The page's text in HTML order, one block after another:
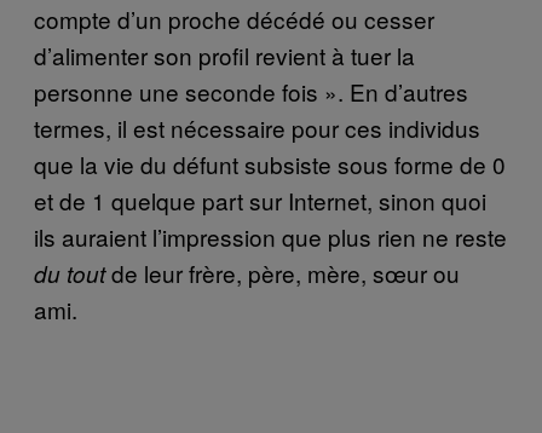
compte d’un proche décédé ou cesser
d’alimenter son profil revient à tuer la
personne une seconde fois ». En d’autres
termes, il est nécessaire pour ces individus
que la vie du défunt subsiste sous forme de 0
et de 1 quelque part sur Internet, sinon quoi
ils auraient l’impression que plus rien ne reste
du toutde leur frère, père, mère, sœur ou
ami.